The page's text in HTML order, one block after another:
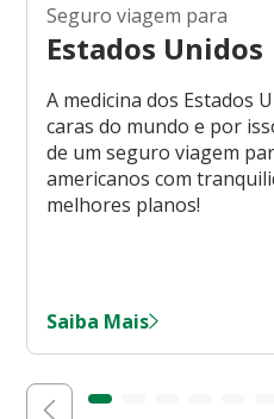
Seguro viagem para
Estados Unidos
A medicina dos Estados
caras do mundo e por
de um seguro viagem
americanos com
melhores planos!
Saiba Mais